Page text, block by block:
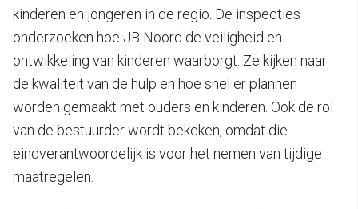
kinderen en jongeren in de regio. De inspecties
onderzoeken hoe JB Noord de veiligheid en
ontwikkeling van kinderen waarborgt. Ze kijken naar
de kwaliteit van de hulp en hoe snel er plannen
worden gemaakt met ouders en kinderen. Ook de rol
van de bestuurder wordt bekeken, omdat die
eindverantwoordelijk is voor het nemen van tijdige
maatregelen.